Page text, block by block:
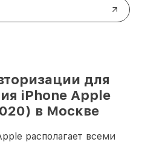
для
iPhone Apple
в Москве
располагает всеми